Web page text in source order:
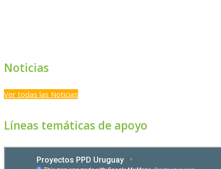
Noticias
Ver todas las Noticias
Líneas temáticas de apoyo